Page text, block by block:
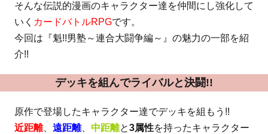
そんな伝説的漫画のキャラクター達を仲間にし強化して
いく カードバトルRPGです。
今回は『魁!!男塾～連合大闘争編～』の魅力の一部を紹
介!!
デッキを組んでライバルと決闘!!
原作で登場したキャラクター達でデッキを組もう!!
近距離、 遠距離、 中距離と3属性を持ったキャラクター